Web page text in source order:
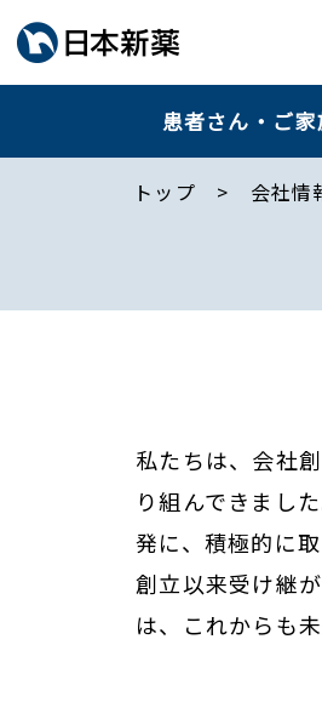
患者さん・ご
トップ 会社情
私たちは、会社
り組んできまし
発に、積極的に取
創立以来受け継
は、これからも